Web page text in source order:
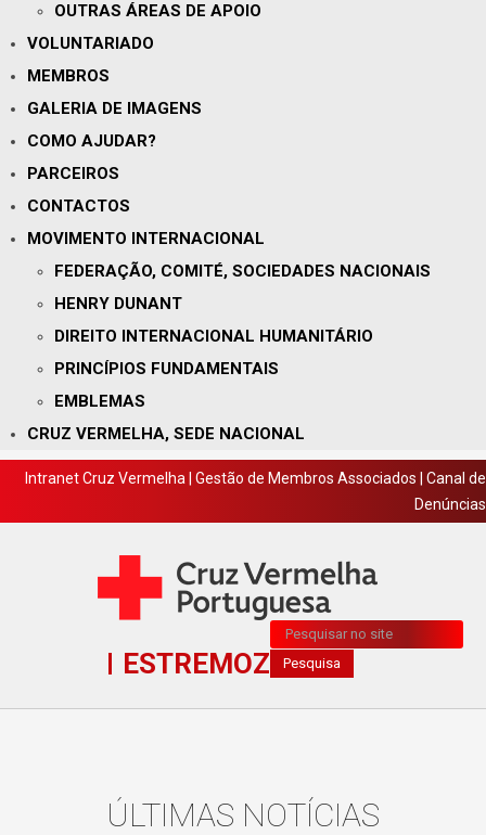
OUTRAS ÁREAS DE APOIO
VOLUNTARIADO
MEMBROS
GALERIA DE IMAGENS
COMO AJUDAR?
PARCEIROS
CONTACTOS
MOVIMENTO INTERNACIONAL
FEDERAÇÃO, COMITÉ, SOCIEDADES NACIONAIS
HENRY DUNANT
DIREITO INTERNACIONAL HUMANITÁRIO
PRINCÍPIOS FUNDAMENTAIS
EMBLEMAS
CRUZ VERMELHA, SEDE NACIONAL
Intranet Cruz Vermelha Gestão de Membros Associados
Canal de
Denúncias
ESTREMOZ
Pesquisa...
Pesquisa
ÚLTIMAS NOTÍCIAS